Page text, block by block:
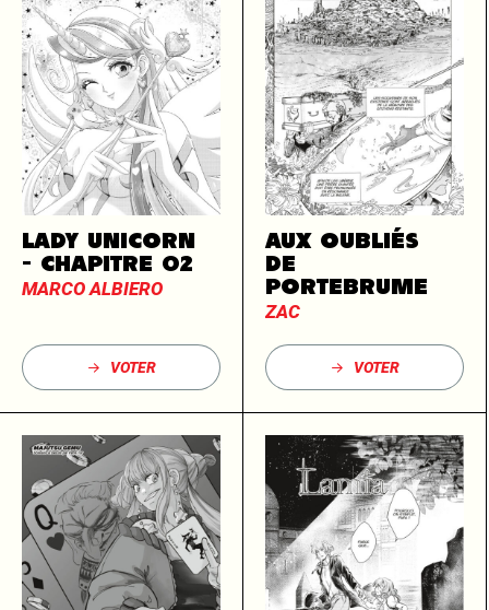
LADY UNICORN
- CHAPITRE 02
MARCO ALBIERO
VOTER
AUX OUBLIÉS
DE
PORTEBRUME
ZAC
VOTER